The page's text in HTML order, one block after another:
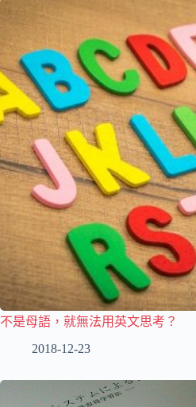
不是母語，就無法用英文思考？
2018-12-23